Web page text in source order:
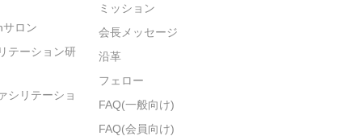
ロン
テーション研
シリテーショ
ミッション
会長メッセージ
沿革
フェロー
FAQ(一般向け)
FAQ(会員向け)